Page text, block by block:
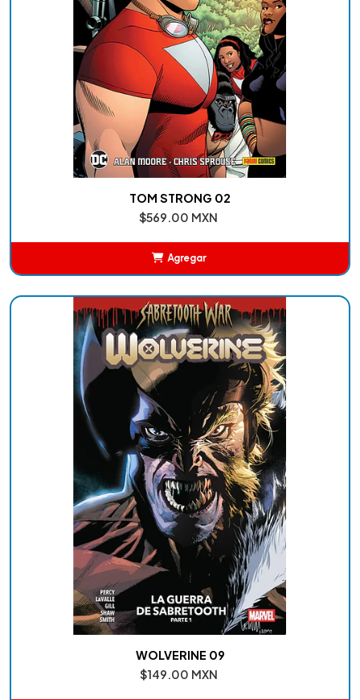
TOM STRONG 02
$569.00 MXN
Agregar
WOLVERINE 09
$149.00 MXN